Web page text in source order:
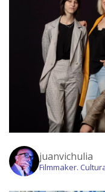
juanvichulia
Filmmaker.